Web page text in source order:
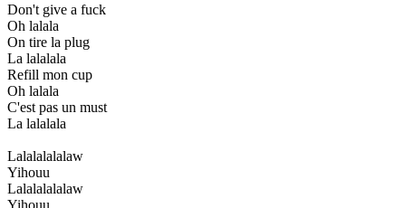
Don't give a fuck
Oh lalala
On tire la plug
La lalalala
Refill mon cup
Oh lalala
C'est pas un must
La lalalala
Lalalalalalaw
Yihouu
Lalalalalalaw
Yihouu